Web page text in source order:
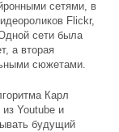
сетями, в
Flickr,
сети была
а вторая
сюжетами.
Карл
Youtube и
будущий